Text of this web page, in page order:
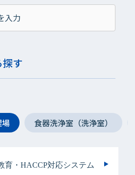
す
場 食器洗浄室（洗浄室）
育・HACCP対応システム
育・HACCP対応システム
ケア用